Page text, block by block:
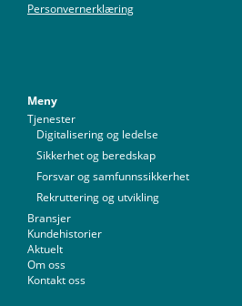
Personvernerklæring
Meny
Tjenester
Digitalisering og ledelse
Sikkerhet og beredskap
Forsvar og samfunnssikkerhet
Rekruttering og utvikling
Bransjer
Kundehistorier
Aktuelt
Om oss
Kontakt oss